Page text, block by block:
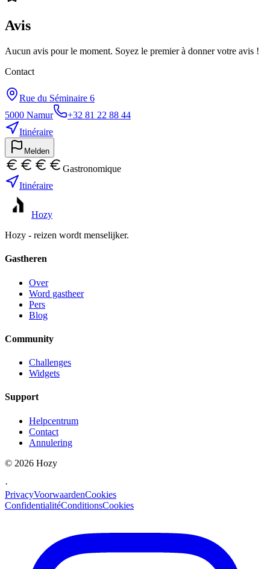
Avis
Aucun avis pour le moment. Soyez le premier à donner votre avis !
Contact
Rue du Séminaire 6
5000 Namur
+32 81 22 88 44
Itinéraire
Melden
Gastronomique
Itinéraire
Hozy
Hozy - reizen wordt menselijker.
Gastheren
Over
Word gastheer
Pers
Blog
Community
Challenges
Widgets
Support
Helpcentrum
Contact
Annulering
© 2026 Hozy
·
PrivacyVoorwaardenCookies
ConfidentialitéConditionsCookies